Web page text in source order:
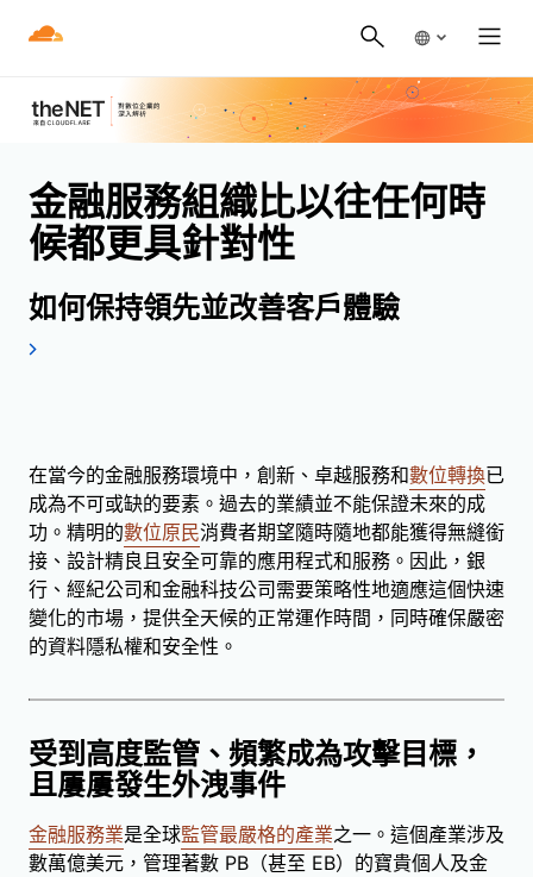
金融服務組織比以往任何時
候都更具針對性
如何保持領先並改善客戶體驗
在當今的金融服務環境中，創新、卓越服務和數位轉換已
成為不可或缺的要素。過去的業績並不能保證未來的成
功。精明的數位原民消費者期望隨時隨地都能獲得無縫銜
接、設計精良且安全可靠的應用程式和服務。因此，銀
行、經紀公司和金融科技公司需要策略性地適應這個快速
變化的市場，提供全天候的正常運作時間，同時確保嚴密
的資料隱私權和安全性。
受到高度監管、頻繁成為攻擊目標，
且屢屢發生外洩事件
金融服務業是全球監管最嚴格的產業之一。這個產業涉及
數萬億美元，管理著數 PB（甚至 EB）的寶貴個人及金